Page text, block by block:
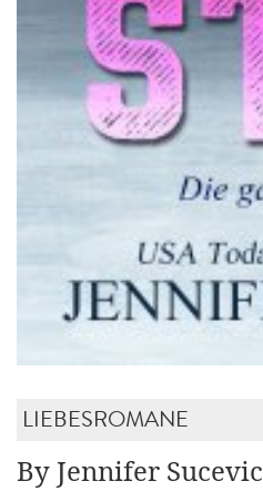
LIEBESROMANE
By Jennifer Sucevic